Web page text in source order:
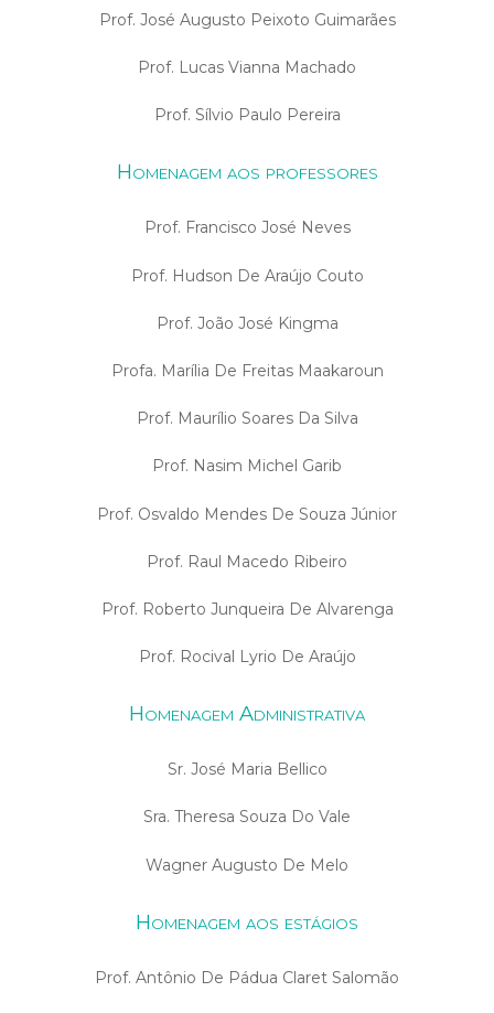
Prof. José Augusto Peixoto Guimarães
Prof. Lucas Vianna Machado
Prof. Sílvio Paulo Pereira
Homenagem aos professores
Prof. Francisco José Neves
Prof. Hudson De Araújo Couto
Prof. João José Kingma
Profa. Marília De Freitas Maakaroun
Prof. Maurílio Soares Da Silva
Prof. Nasim Michel Garib
Prof. Osvaldo Mendes De Souza Júnior
Prof. Raul Macedo Ribeiro
Prof. Roberto Junqueira De Alvarenga
Prof. Rocival Lyrio De Araújo
Homenagem Administrativa
Sr. José Maria Bellico
Sra. Theresa Souza Do Vale
Wagner Augusto De Melo
Homenagem aos estágios
Prof. Antônio De Pádua Claret Salomão